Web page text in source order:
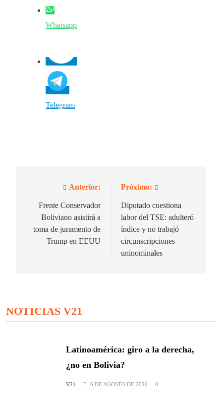
Whatsapp
Telegram
Navegación
entradas
Anterior:
Frente Conservador
Boliviano asistirá a
toma de juramento de
Trump en EEUU
Próximo:
Diputado cuestiona
labor del TSE: adulteró
índice y no trabajó
circunscripciones
uninominales
NOTICIAS V21
Latinoamérica: giro a la derecha,
¿no en Bolivia?
V21 6 DE AGOSTO DE 2026 0